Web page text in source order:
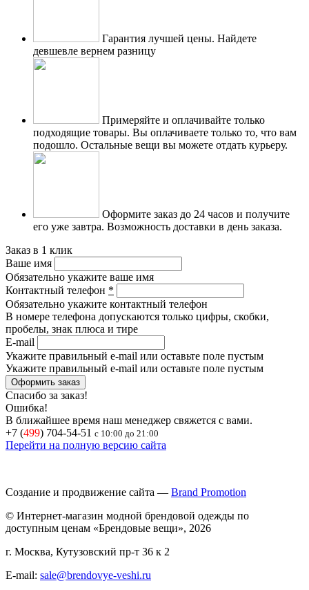
Гарантия лучшей цены. Найдете
девшевле вернем разницу
Примеряйте и оплачивайте только
подходящие товары. Вы оплачиваете только то, что вам
подошло. Остальные вещи вы можете отдать курьеру.
Оформите заказ до 24 часов и получите
его уже завтра. Возможность доставки в день заказа.
Заказ в 1 клик
Ваше имя
Обязательно укажите ваше имя
Контактный телефон *
Обязательно укажите контактный телефон
В номере телефона допускаются только цифры, скобки,
пробелы, знак плюса и тире
E-mail
Укажите правильный e-mail или оставьте поле пустым
Укажите правильный e-mail или оставьте поле пустым
Спасибо за заказ!
Ошибка!
В ближайшее время наш менеджер свяжется с вами.
+7 (499) 704-54-51 с 10:00 до 21:00
Перейти на полную версию сайта
Создание и продвижение сайта — Brand Promotion
© Интернет-магазин модной брендовой одежды по
доступным ценам «Брендовые вещи», 2026
г. Москва, Кутузовский пр-т 36 к 2
E-mail: sale@brendovye-veshi.ru